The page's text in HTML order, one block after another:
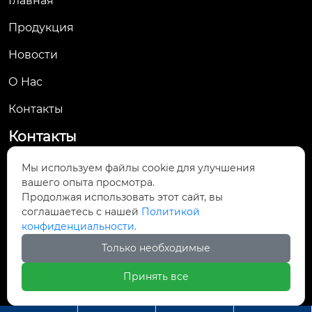
Продукция
Новости
О Hас
Контакты
Контакты

No. 61, Jingsan Road, Yueqing Economic
Development Zone, Yueqing City, Wenzhou,
Zhejiang Province
 yunsale007@gmail.com

Мы используем файлы cookie для улучшения
вашего опыта просмотра.
Продолжая использовать этот сайт, вы
соглашаетесь с нашей Политикой
конфиденциальности.
Только необходимые
Принять все